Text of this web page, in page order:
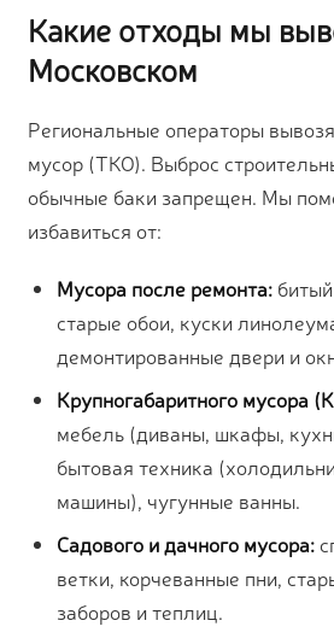
Какие отходы мы
Московском
Региональные операторы
мусор (ТКО). Выброс
обычные баки запрещен. Мы
избавиться от:
Мусора после ремонта:
старые обои, куски
демонтированные двери и
Крупногабаритного мусора
мебель (диваны, шкафы,
бытовая техника
машины), чугунные ванны.
Садового и дачного мусора:
ветки, корчеванные пни,
заборов и теплиц.